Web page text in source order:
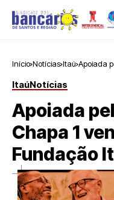
Início Notícias Itaú Apoiada
ItaúNotícias
Apoiada
Chapa 1
Fundação